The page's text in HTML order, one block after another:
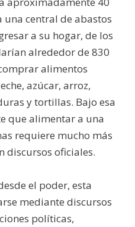
una central de abastos
a su hogar, de los
alrededor de 830
alimentos
azúcar, arroz,
y tortillas. Bajo esa
que alimentar a una
requiere mucho más
discursos oficiales.
el poder, esta
mediante discursos
políticas,